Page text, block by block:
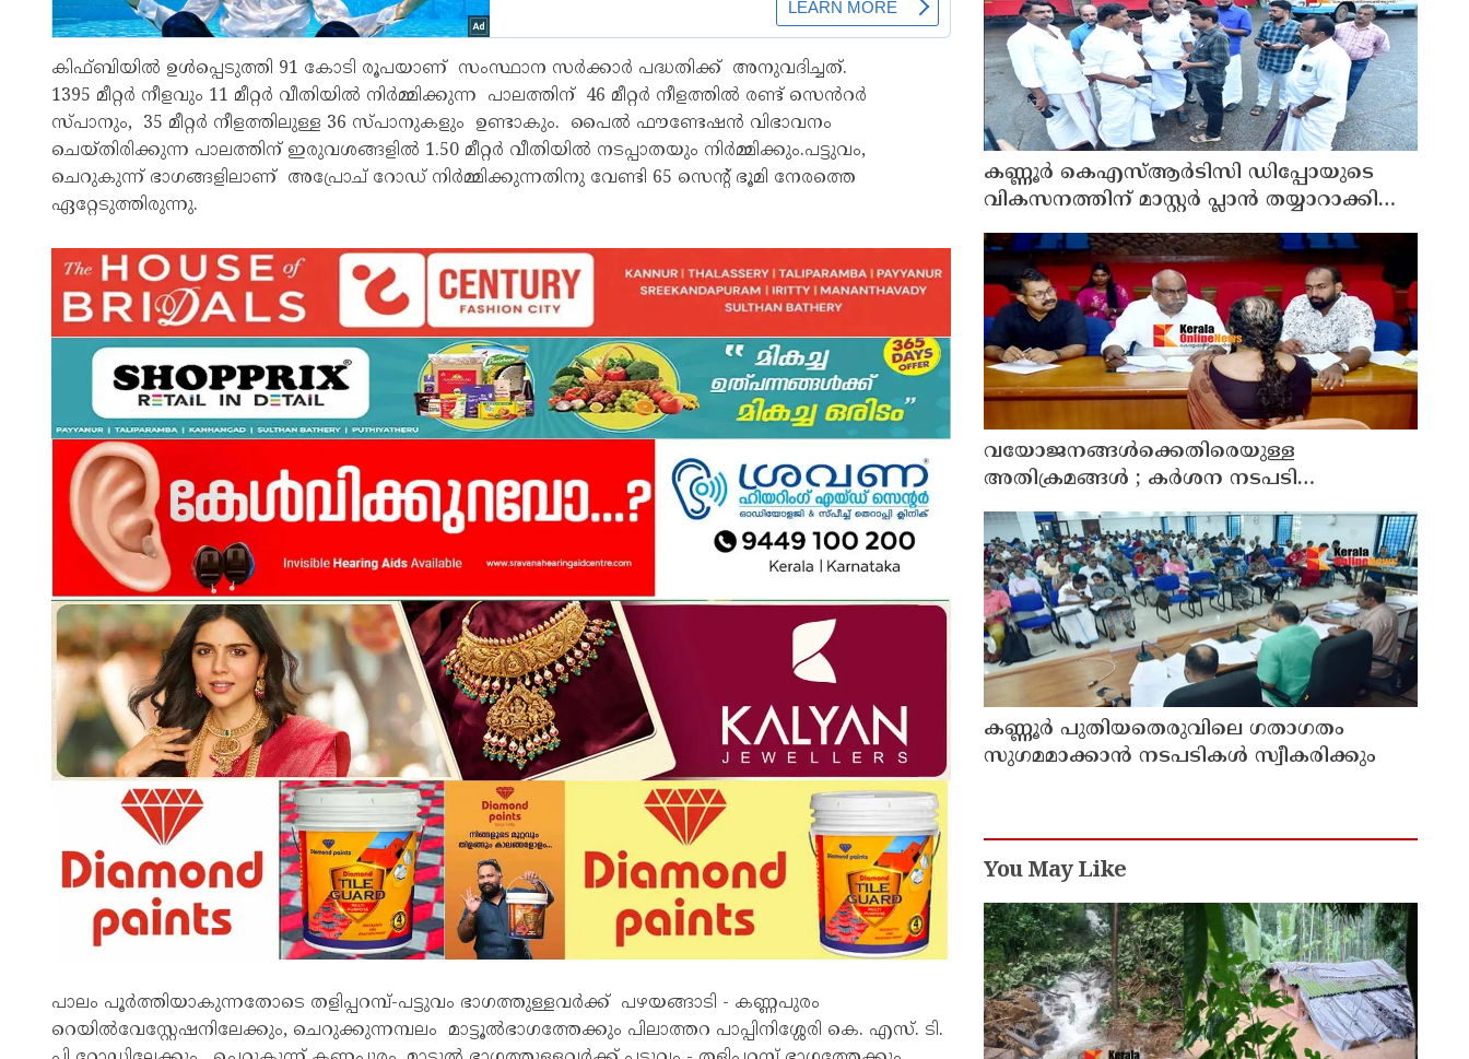
കിഫ്ബിയിൽ ഉൾപ്പെടുത്തി 91 കോടി രൂപയാണ് സംസ്ഥാന സർക്കാർ പദ്ധതിക്ക് അനുവദിച്ചത്.
1395 മീറ്റർ നീളവും 11 മീറ്റർ വീതിയിൽ നിർമ്മിക്കുന്ന പാലത്തിന് 46 മീറ്റർ നീളത്തിൽ രണ്ട് സെൻറർ
സ്പാനും, 35 മീറ്റർ നീളത്തിലുള്ള 36 സ്പാനുകളും ഉണ്ടാകും. പൈൽ ഫൗണ്ടേഷൻ വിഭാവനം
ചെയ്തിരിക്കുന്ന പാലത്തിന് ഇരുവശങ്ങളിൽ 1.50 മീറ്റർ വീതിയിൽ നടപ്പാതയും നിർമ്മിക്കും.പട്ടുവം,
ചെറുകുന്ന് ഭാഗങ്ങളിലാണ് അപ്രോച് റോഡ് നിർമ്മിക്കുന്നതിനു വേണ്ടി 65 സെന്റ് ഭൂമി നേരത്തെ
ഏറ്റേടുത്തിരുന്നു.
പാലം പൂർത്തിയാകുന്നതോടെ തളിപ്പറമ്പ്-പട്ടുവം ഭാഗത്തുള്ളവർക്ക് പഴയങ്ങാടി - കണ്ണപുരം
റെയിൽവേസ്റ്റേഷനിലേക്കും, ചെറുക്കുന്നമ്പലം മാട്ടൂൽഭാഗത്തേക്കും പിലാത്തറ പാപ്പിനിശ്ശേരി കെ. എസ്. ടി.
കണ്ണൂർ കെഎസ്ആർടിസി ഡിപ്പോയുടെ
വികസനത്തിന് മാസ്റ്റർ പ്ലാൻ തയ്യാറാക്കി
സമർപ്പിക്കും : ടി ഒ മോഹനൻ എം എൽ എ
വയോജനങ്ങൾക്കെതിരെയുള്ള
അതിക്രമങ്ങൾ ; കർശന നടപടി
സ്വീകരിക്കുമെന്ന് കമ്മീഷൻ
കണ്ണൂർ പുതിയതെരുവിലെ ഗതാഗതം
സുഗമമാക്കാന്‍ നടപടികള്‍ സ്വീകരിക്കും
You May Like